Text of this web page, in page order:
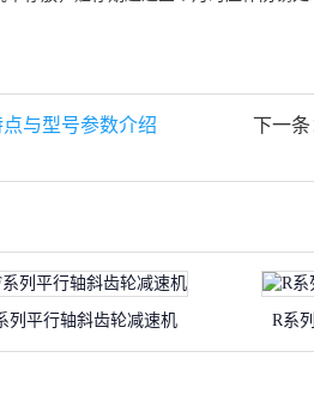
与型号参数介绍 下一条
列平行轴斜齿轮减速机 R系